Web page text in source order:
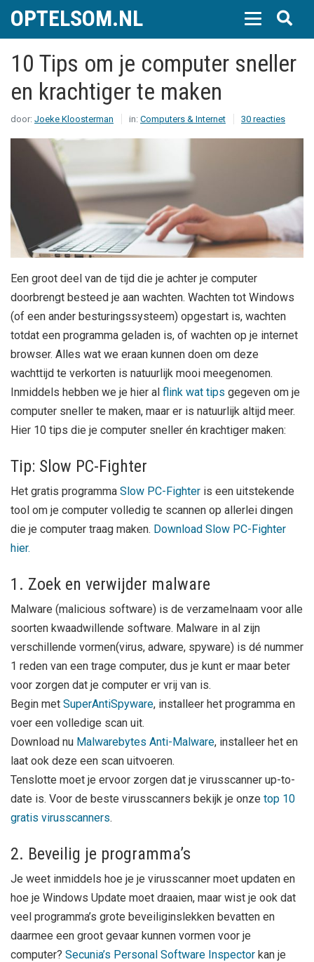
OPTELSOM.NL
10 Tips om je computer sneller
en krachtiger te maken
door: Joeke Kloosterman in: Computers & Internet 30 reacties
Een groot deel van de tijd die je achter je computer
doorbrengt besteed je aan wachten. Wachten tot Windows
(of een ander besturingssysteem) opgestart is, wachten
totdat een programma geladen is, of wachten op je internet
browser. Alles wat we eraan kunnen doen om deze
wachttijd te verkorten is natuurlijk mooi meegenomen.
Inmiddels hebben we je hier al flink wat tips gegeven om je
computer sneller te maken, maar er is natuurlijk altijd meer.
Hier 10 tips die je computer sneller én krachtiger maken:
Tip: Slow PC-Fighter
Het gratis programma Slow PC-Fighter is een uitstekende
tool om je computer volledig te scannen op allerlei dingen
die je computer traag maken. Download Slow PC-Fighter
hier.
1. Zoek en verwijder malware
Malware (malicious software) is de verzamelnaam voor alle
soorten kwaadwillende software. Malware in al zijn
verschillende vormen(virus, adware, spyware) is dé nummer
1 reden van een trage computer, dus je kunt er maar beter
voor zorgen dat je computer er vrij van is.
Begin met SuperAntiSpyware, installeer het programma en
voer een volledige scan uit.
Download nu Malwarebytes Anti-Malware, installeer het en
laat ook deze een scan uitvoeren.
Tenslotte moet je ervoor zorgen dat je virusscanner up-to-
date is. Voor de beste virusscanners bekijk je onze top 10
gratis virusscanners.
2. Beveilig je programma’s
Je weet inmiddels hoe je je virusscanner moet updaten en
hoe je Windows Update moet draaien, maar wist je ook dat
veel programma’s grote beveiliginslekken bevatten en
daarmee een groot gevaar kunnen vormen voor je
computer? Secunia’s Personal Software Inspector kan je